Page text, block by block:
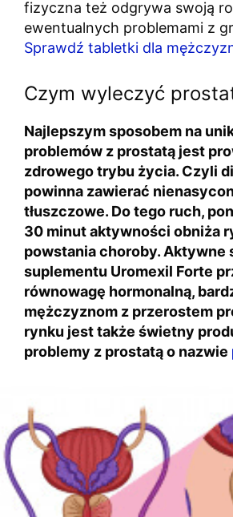
fizyczna też odgrywa swoją
ewentualnych problemami z
Sprawdź tabletki dla
Czym wyleczyć
Najlepszym sposobem na
problemów z prostatą jest
zdrowego trybu życia. Czyli
powinna zawierać
tłuszczowe. Do tego ruch,
30 minut aktywności obniża
powstania choroby. Aktywne
suplementu Uromexil Forte
równowagę hormonalną,
mężczyznom z przerostem
rynku jest także świetny
problemy z prostatą o nazwie